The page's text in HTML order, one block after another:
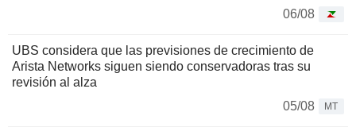
06/08
UBS considera que las previsiones de crecimiento de
Arista Networks siguen siendo conservadoras tras su
revisión al alza
05/08
MT